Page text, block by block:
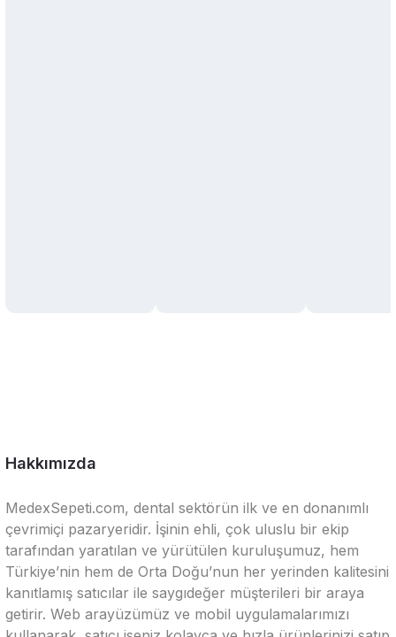
Hakkımızda
MedexSepeti.com, dental sektörün ilk ve en donanımlı
çevrimiçi pazaryeridir. İşinin ehli, çok uluslu bir ekip
tarafından yaratılan ve yürütülen kuruluşumuz, hem
Türkiye’nin hem de Orta Doğu’nun her yerinden kalitesini
kanıtlamış satıcılar ile saygıdeğer müşterileri bir araya
getirir. Web arayüzümüz ve mobil uygulamalarımızı